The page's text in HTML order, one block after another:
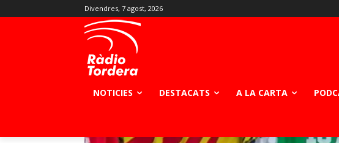
Divendres, 7 agost, 2026
NOTICIES DESTACATS A LA CARTA